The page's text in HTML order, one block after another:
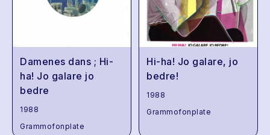
Damenes dans ; Hi-
ha! Jo galare jo
bedre
1988
Grammofonplate
Hi-ha! Jo galare, jo
bedre!
1988
Grammofonplate